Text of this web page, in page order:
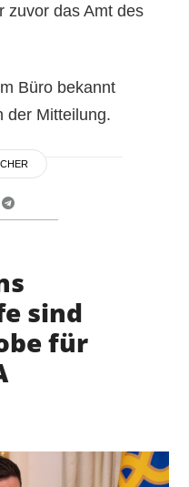
zuvor das Amt des
Büro bekannt
der Mitteilung.
sind
für